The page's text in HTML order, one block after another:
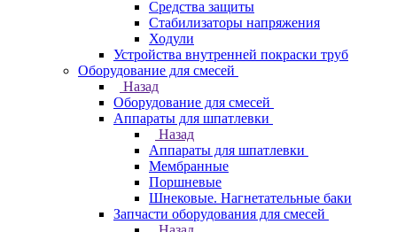
Средства защиты
Стабилизаторы напряжения
Ходули
Устройства внутренней покраски труб
Оборудование для смесей
Назад
Оборудование для смесей
Аппараты для шпатлевки
Назад
Аппараты для шпатлевки
Мембранные
Поршневые
Шнековые. Нагнетательные баки
Запчасти оборудования для смесей